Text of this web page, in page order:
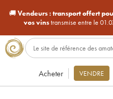
🚚Vendeurs : transport offert
vos vinstransmise entre le
Acheter VENDRE